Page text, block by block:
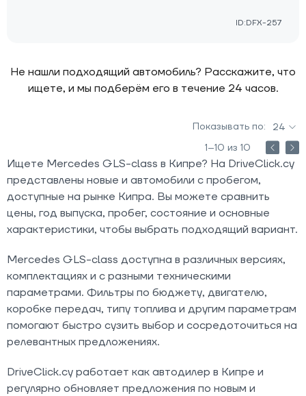
ID:DFX-257
Не нашли подходящий автомобиль? Расскажите, что
ищете, и мы подберём его в течение 24 часов.
Показывать по:
24
1–10 из 10
Ищете Mercedes GLS-class в Кипре? На DriveClick.cy
представлены новые и автомобили с пробегом,
доступные на рынке Кипра. Вы можете сравнить
цены, год выпуска, пробег, состояние и основные
характеристики, чтобы выбрать подходящий вариант.
Mercedes GLS-class доступна в различных версиях,
комплектациях и с разными техническими
параметрами. Фильтры по бюджету, двигателю,
коробке передач, типу топлива и другим параметрам
помогают быстро сузить выбор и сосредоточиться на
релевантных предложениях.
DriveClick.cy работает как автодилер в Кипре и
регулярно обновляет предложения по новым и